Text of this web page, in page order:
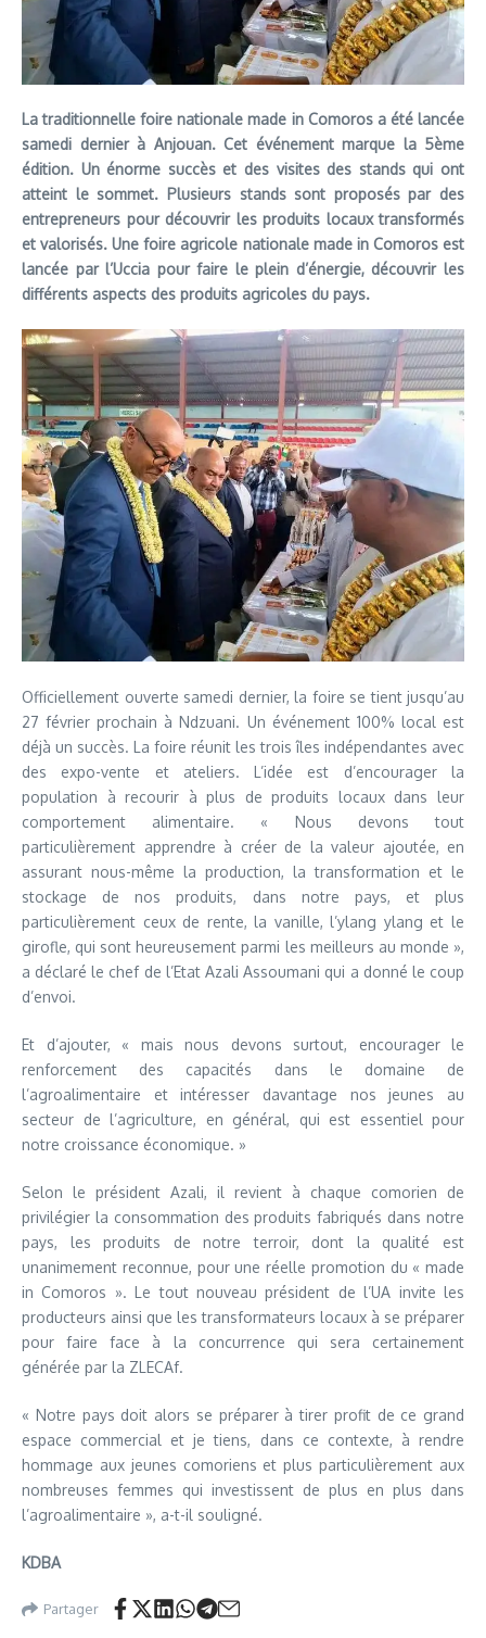
La traditionnelle foire nationale made in Comoros a été lancée
samedi dernier à Anjouan. Cet événement marque la 5ème
édition. Un énorme succès et des visites des stands qui ont
atteint le sommet. Plusieurs stands sont proposés par des
entrepreneurs pour découvrir les produits locaux transformés
et valorisés. Une foire agricole nationale made in Comoros est
lancée par l’Uccia pour faire le plein d’énergie, découvrir les
différents aspects des produits agricoles du pays.
Officiellement ouverte samedi dernier, la foire se tient jusqu’au
27 février prochain à Ndzuani. Un événement 100% local est
déjà un succès. La foire réunit les trois îles indépendantes avec
des expo-vente et ateliers. L’idée est d’encourager la
population à recourir à plus de produits locaux dans leur
comportement alimentaire. « Nous devons tout
particulièrement apprendre à créer de la valeur ajoutée, en
assurant nous-même la production, la transformation et le
stockage de nos produits, dans notre pays, et plus
particulièrement ceux de rente, la vanille, l’ylang ylang et le
girofle, qui sont heureusement parmi les meilleurs au monde »,
a déclaré le chef de l’Etat Azali Assoumani qui a donné le coup
d’envoi.
Et d’ajouter, « mais nous devons surtout, encourager le
renforcement des capacités dans le domaine de
l’agroalimentaire et intéresser davantage nos jeunes au
secteur de l’agriculture, en général, qui est essentiel pour
notre croissance économique. »
Selon le président Azali, il revient à chaque comorien de
privilégier la consommation des produits fabriqués dans notre
pays, les produits de notre terroir, dont la qualité est
unanimement reconnue, pour une réelle promotion du « made
in Comoros ». Le tout nouveau président de l’UA invite les
producteurs ainsi que les transformateurs locaux à se préparer
pour faire face à la concurrence qui sera certainement
générée par la ZLECAf.
« Notre pays doit alors se préparer à tirer profit de ce grand
espace commercial et je tiens, dans ce contexte, à rendre
hommage aux jeunes comoriens et plus particulièrement aux
nombreuses femmes qui investissent de plus en plus dans
l’agroalimentaire », a-t-il souligné.
KDBA
Partager